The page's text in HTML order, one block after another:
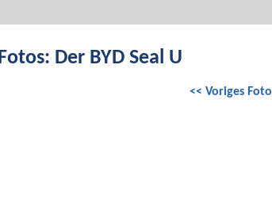
Fotos: Der BYD Seal U
<< Voriges Foto